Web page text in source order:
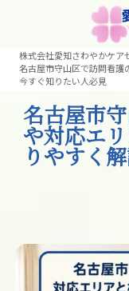
株式会社愛知さわやかケア
名古屋市守山区で訪問看護
今すぐ知りたい人必見
名古屋市
や対応エ
りやすく